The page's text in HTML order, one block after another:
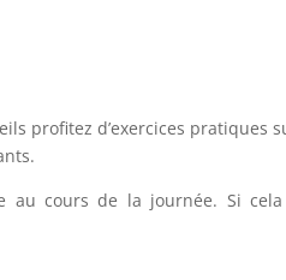
profitez d’exercices pratiques
cours de la journée. Si cela